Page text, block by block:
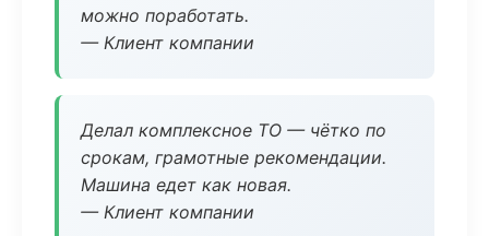
можно поработать.
— Клиент компании
Делал комплексное ТО — чётко по
срокам, грамотные рекомендации.
Машина едет как новая.
— Клиент компании